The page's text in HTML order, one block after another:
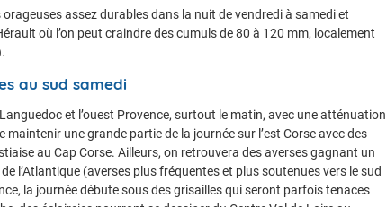
assez durables dans la nuit de vendredi à samedi et
où l’on peut craindre des cumuls de 80 à 120 mm, localement
au sud samedi
et l’ouest Provence, surtout le matin, avec une atténuation
une grande partie de la journée sur l’est Corse avec des
au Cap Corse. Ailleurs, on retrouvera des averses gagnant un
l’Atlantique (averses plus fréquentes et plus soutenues vers le sud
la journée débute sous des grisailles qui seront parfois tenaces